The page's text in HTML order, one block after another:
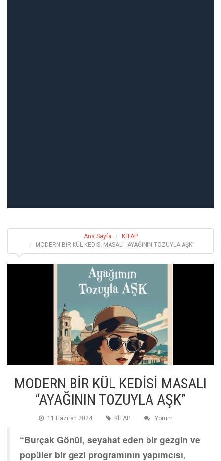
Ana Sayfa
KİTAP
MODERN BİR KÜL KEDİSİ MASALI “AYAĞININ TOZUYLA AŞK”
MODERN BİR KÜL KEDİSİ MASALI
“AYAĞININ TOZUYLA AŞK”
11 Haziran 2024 KİTAP Yorum
“Burçak Gönül, seyahat eden bir gezgin ve
popüler bir gezi programının yapımcısı,